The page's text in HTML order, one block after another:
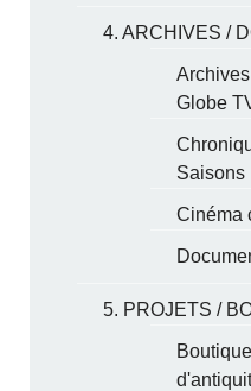
4. ARCHIVES /
Globe
Saisons
Cinéma
5. PROJETS /